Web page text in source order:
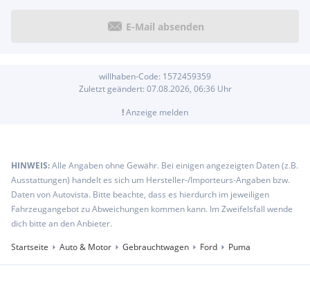
E-Mail absenden
willhaben-Code: 1572459359
Zuletzt geändert: 07.08.2026, 06:36Uhr
!Anzeige melden
HINWEIS:Alle Angaben ohne Gewähr. Bei einigen angezeigten Daten (z.B.
Ausstattungen) handelt es sich um Hersteller-/Importeurs-Angaben bzw.
Daten von Autovista. Bitte beachte, dass es hierdurch im jeweiligen
Fahrzeugangebot zu Abweichungen kommen kann. Im Zweifelsfall wende
dich bitte an den Anbieter.
Startseite
Auto & Motor Gebrauchtwagen Ford Puma